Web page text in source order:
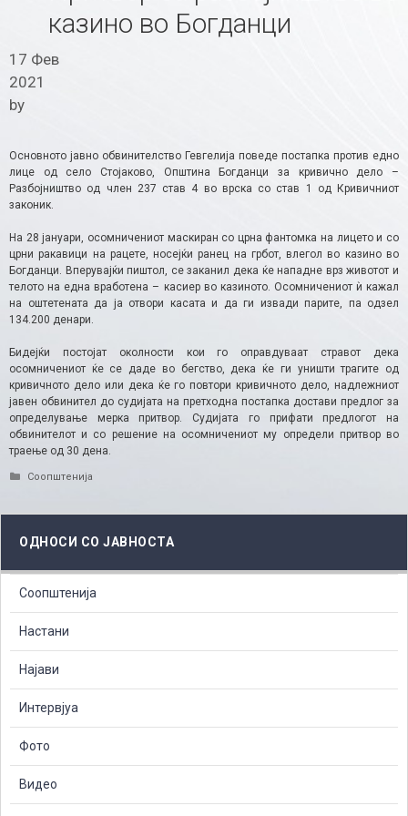
казино во Богданци
17 Фев
2021
by
Основното јавно обвинителство Гевгелија поведе постапка против едно
лице од село Стојаково, Општина Богданци за кривично дело –
Разбојништво од член 237 став 4 во врска со став 1 од Кривичниот
законик.
На 28 јануари, осомничениот маскиран со црна фантомка на лицето и со
црни ракавици на рацете, носејќи ранец на грбот, влегол во казино во
Богданци. Вперувајќи пиштол, се заканил дека ќе нападне врз животот и
телото на една вработена – касиер во казиното. Осомничениот ѝ кажал
на оштетената да ја отвори касата и да ги извади парите, па одзел
134.200 денари.
Бидејќи постојат околности кои го оправдуваат стравот дека
осомничениот ќе се даде во бегство, дека ќе ги уништи трагите од
кривичното дело или дека ќе го повтори кривичното дело, надлежниот
јавен обвинител до судијата на претходна постапка достави предлог за
определување мерка притвор. Судијата го прифати предлогот на
обвинителот и со решение на осомничениот му определи притвор во
траење од 30 дена.​
Categories
Соопштенија
ОДНОСИ СО ЈАВНОСТА
Соопштенија
Настани
Најави
Интервјуа
Фото
Видео